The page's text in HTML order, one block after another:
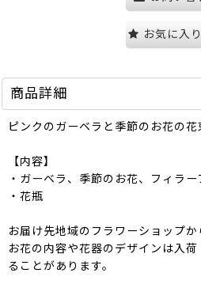
お気に入
商品詳細
ピンクのガーベラと季節のお花の花
【内容】
・ガーベラ、季節のお花、フィラー
・花瓶
お届け先地域のフラワーショップか
お花の内容や花器のデザインは入
ることがあります。